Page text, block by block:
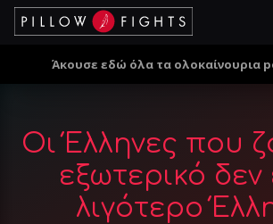
Άκουσε εδώ όλα τα ολοκαίνουρια
Οι Έλληνες που
εξωτερικό δεν
λιγότερο